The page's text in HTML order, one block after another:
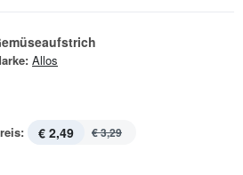
Allos
€ 2,49 € 3,29